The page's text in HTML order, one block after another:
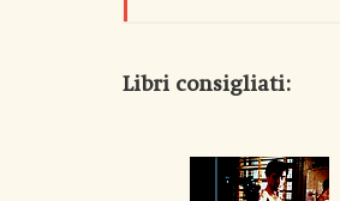
Libri consigliati: